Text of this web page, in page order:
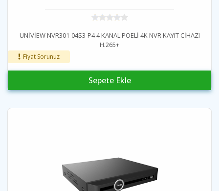
UNİVİEW NVR301-04S3-P4 4 KANAL POELİ 4K NVR KAYIT CİHAZI
H.265+
Fiyat Sorunuz
Sepete Ekle